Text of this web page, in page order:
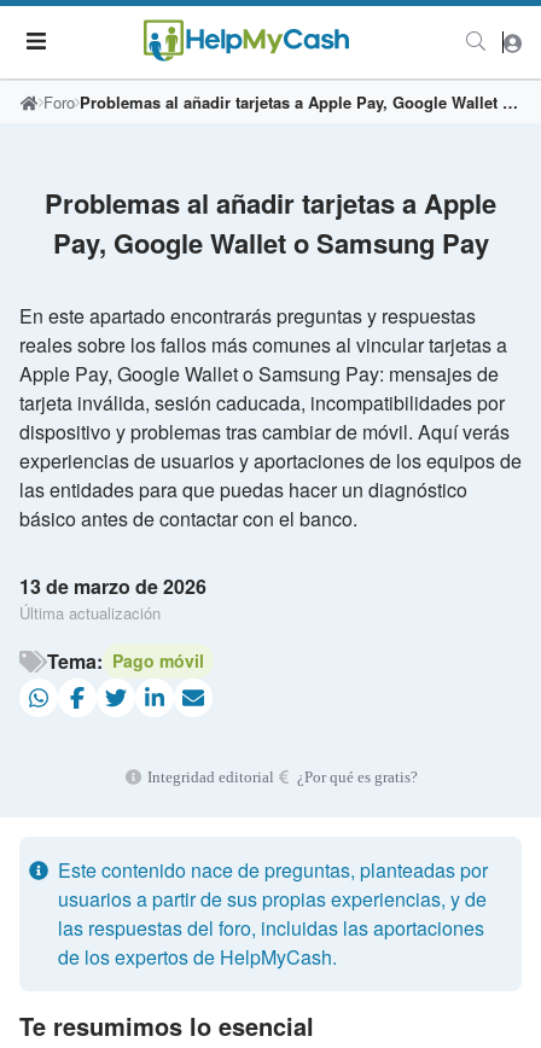
Foro Problemas al añadir tarjetas a Apple Pay, Google Wallet o Samsung Pay
Problemas al añadir tarjetas a Apple
Pay, Google Wallet o Samsung Pay
En este apartado encontrarás preguntas y respuestas
reales sobre los fallos más comunes al vincular tarjetas a
Apple Pay, Google Wallet o Samsung Pay: mensajes de
tarjeta inválida, sesión caducada, incompatibilidades por
dispositivo y problemas tras cambiar de móvil. Aquí verás
experiencias de usuarios y aportaciones de los equipos de
las entidades para que puedas hacer un diagnóstico
básico antes de contactar con el banco.
13 de marzo de 2026
Última actualización
Tema: Pago móvil
Integridad editorial ¿Por qué es gratis?
Este contenido nace de preguntas, planteadas por
usuarios a partir de sus propias experiencias, y de
las respuestas del foro, incluidas las aportaciones
de los expertos de HelpMyCash.
Te resumimos lo esencial